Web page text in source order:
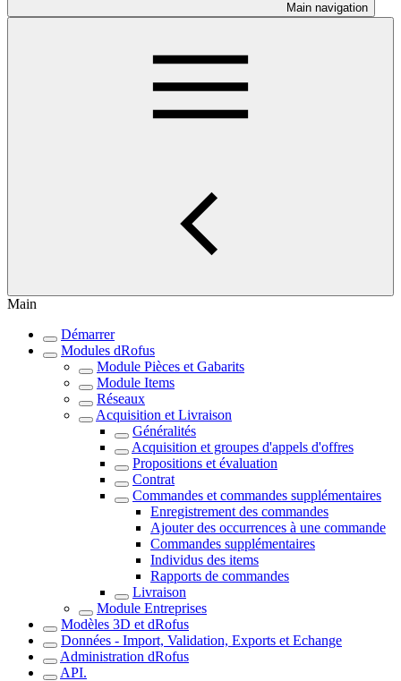
Main navigation
Main
Démarrer
Modules dRofus
Module Pièces et Gabarits
Module Items
Réseaux
Acquisition et Livraison
Généralités
Acquisition et groupes d'appels d'offres
Propositions et évaluation
Contrat
Commandes et commandes supplémentaires
Enregistrement des commandes
Ajouter des occurrences à une commande
Commandes supplémentaires
Individus des items
Rapports de commandes
Livraison
Module Entreprises
Modèles 3D et dRofus
Données - Import, Validation, Exports et Echange
Administration dRofus
API.